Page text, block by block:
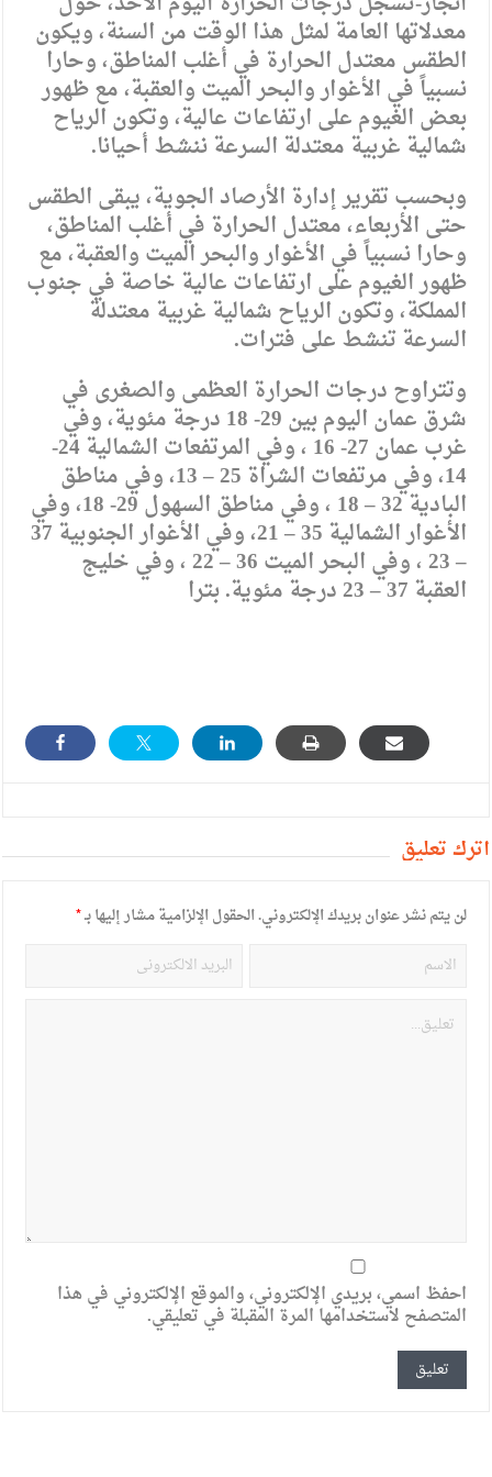
معدلاتها العامة لمثل هذا الوقت من السنة، ويكون
الطقس معتدل الحرارة في أغلب المناطق، وحارا
نسبياً في الأغوار والبحر الميت والعقبة، مع ظهور
بعض الغيوم على ارتفاعات عالية، وتكون الرياح
شمالية غربية معتدلة السرعة ننشط أحيانا.
وبحسب تقرير إدارة الأرصاد الجوية، يبقى الطقس
حتى الأربعاء، معتدل الحرارة في أغلب المناطق،
وحارا نسبياً في الأغوار والبحر الميت والعقبة، مع
ظهور الغيوم على ارتفاعات عالية خاصة في جنوب
المملكة، وتكون الرياح شمالية غربية معتدلة
السرعة تنشط على فترات.
وتتراوح درجات الحرارة العظمى والصغرى في
شرق عمان اليوم بين 29- 18 درجة مئوية، وفي
غرب عمان 27- 16 ، وفي المرتفعات الشمالية 24-
14، وفي مرتفعات الشراة 25 – 13، وفي مناطق
البادية 32 – 18 ، وفي مناطق السهول 29- 18، وفي
الأغوار الشمالية 35 – 21، وفي الأغوار الجنوبية 37
– 23 ، وفي البحر الميت 36 – 22 ، وفي خليج
العقبة 37 – 23 درجة مئوية. بترا
أترك تعليق
لن يتم نشر عنوان بريدك الإلكتروني.الحقول الإلزامية مشار إليها بـ*
احفظ اسمي، بريدي الإلكتروني، والموقع الإلكتروني في هذا
المتصفح لاستخدامها المرة المقبلة في تعليقي.